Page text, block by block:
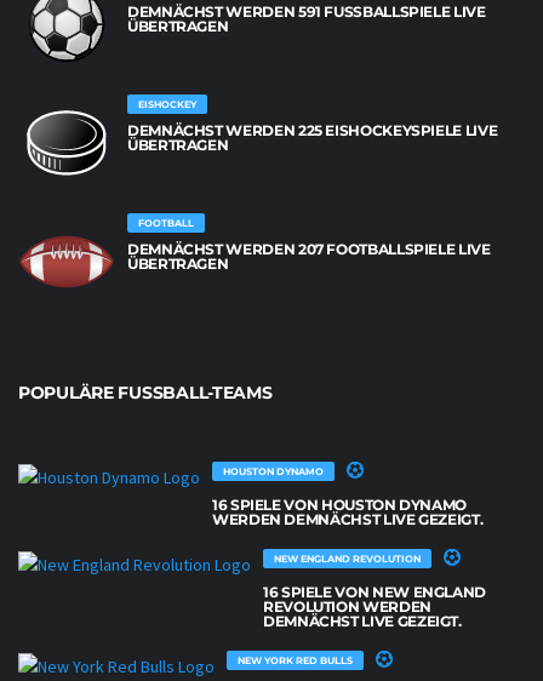
DEMNÄCHST WERDEN 591 FUSSBALLSPIELE LIVE Ü
BERTRAGEN
EISHOCKEY
DEMNÄCHST WERDEN 225 EISHOCKEYSPIELE LIVE
ÜBERTRAGEN
FOOTBALL
DEMNÄCHST WERDEN 207 FOOTBALLSPIELE LIVE
ÜBERTRAGEN
POPULÄRE FUSSBALL-TEAMS
HOUSTON DYNAMO
16 SPIELE VON HOUSTON DYNAMO
WERDEN DEMNÄCHST LIVE GEZEIGT.
NEW ENGLAND REVOLUTION
16 SPIELE VON NEW ENGLAND
REVOLUTION WERDEN
DEMNÄCHST LIVE GEZEIGT.
NEW YORK RED BULLS